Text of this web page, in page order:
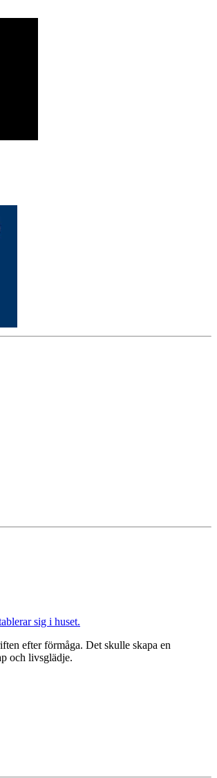
efter förmåga. Det skulle skapa en
och livsglädje.